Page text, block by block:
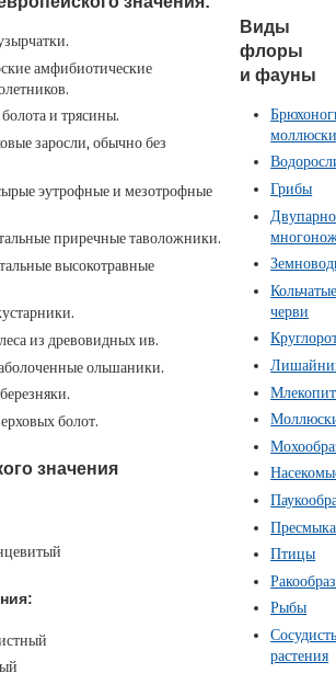
амфибиотические
и трясины.
заросли, обычно без
эутрофные и мезотрофные
приречные таволожники.
высокотравные
из древовидных ив.
ольшаники.
болот.
значения
Виды
флоры
и фауны
Грибы
черви
Птицы
Рыбы
растения